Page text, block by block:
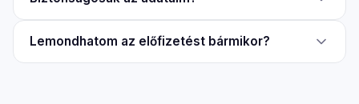
Lemondhatom az előfizetést bármikor?